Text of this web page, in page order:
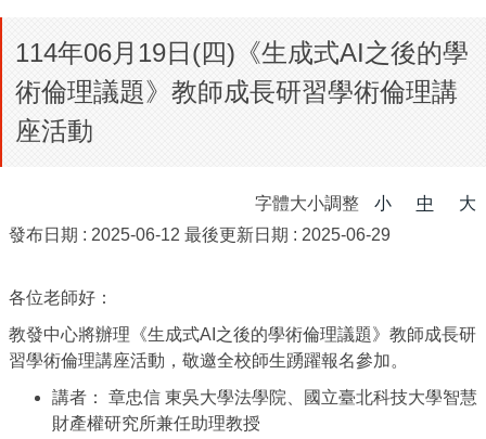
114年06月19日(四)《生成式AI之後的學
術倫理議題》教師成長研習學術倫理講
座活動
字體大小調整 小 中
大
發布日期 : 2025-06-12 最後更新日期 : 2025-06-29
各位老師好：
教發中心將辦理《生成式AI之後的學術倫理議題》教師成長研
習學術倫理講座活動，敬邀全校師生踴躍報名參加。
講者： 章忠信 東吳大學法學院、國立臺北科技大學智慧
財產權研究所兼任助理教授